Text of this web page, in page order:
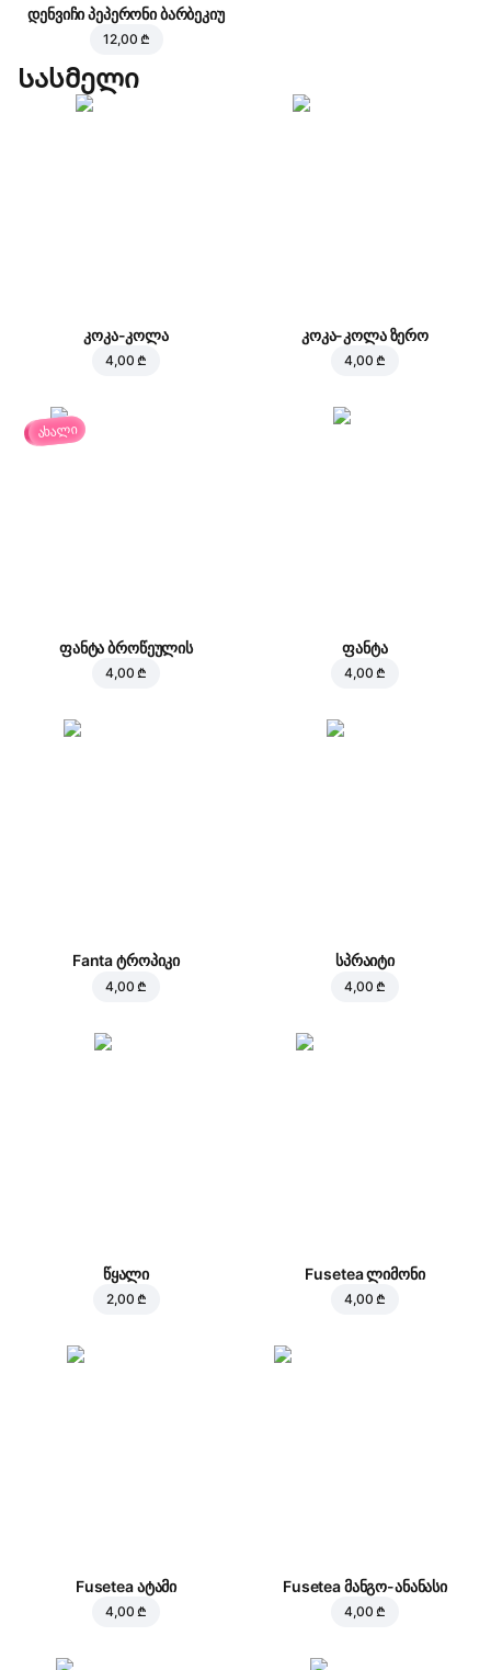
დენვიჩი პეპერონი ბარბეკიუ
12,00 ₾
Სასმელი
კოკა-კოლა
4,00 ₾
კოკა-კოლა ზერო
4,00 ₾
ახალი
ფანტა ბროწეულის
4,00 ₾
ფანტა
4,00 ₾
Fanta ტროპიკი
4,00 ₾
სპრაიტი
4,00 ₾
წყალი
2,00 ₾
Fusetea ლიმონი
4,00 ₾
Fusetea ატამი
4,00 ₾
Fusetea მანგო-ანანასი
4,00 ₾